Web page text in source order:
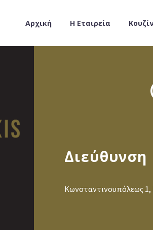
Αρχική Η Εταιρεία
Διεύθυνση
Κωνσταντινουπόλεως 1,